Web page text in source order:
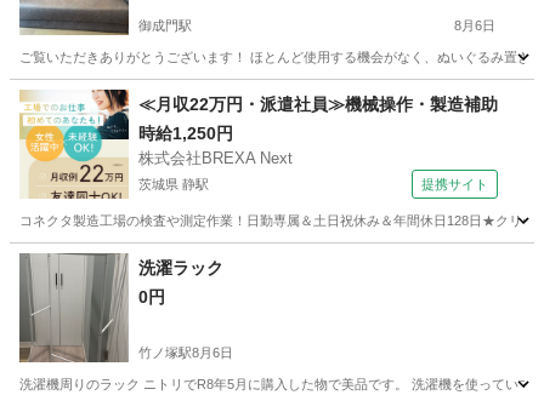
御成門駅 8月6日
ご覧いただきありがとうございます！ ほとんど使用する機会がなく、ぬいぐるみ置
東京 港区 御成門駅 ソファ
≪月収22万円・派遣社員≫機械操作・製造補助
時給1,250円
株式会社BREXA Next
茨城県 静駅 提携サイト
コネクタ製造工場の検査や測定作業！日勤専属＆土日祝休み＆年間休日128日★クリ
茨城 常陸大宮市 静駅
洗濯ラック
0円
竹ノ塚駅8月6日
洗濯機周りのラック ニトリでR8年5月に購入した物で美品です。 洗濯機を使ってい